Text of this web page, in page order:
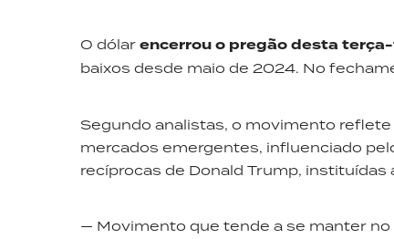
O dólar encerrou o pregão desta
baixos desde maio de 2024. No
Segundo analistas, o movimento
mercados emergentes, influenciado
recíprocas de Donald Trump,
— Movimento que tende a se manter